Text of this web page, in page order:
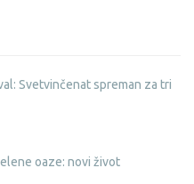
Svetvinčenat spreman za tri
oaze: novi život